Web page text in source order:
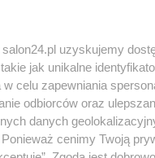
uzyskujemy
jak unikalne
celu zapewniania
odbiorców oraz
danych
cenimy Twoją